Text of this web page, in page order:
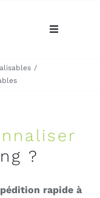
Toggle
naliser
?
rapide à